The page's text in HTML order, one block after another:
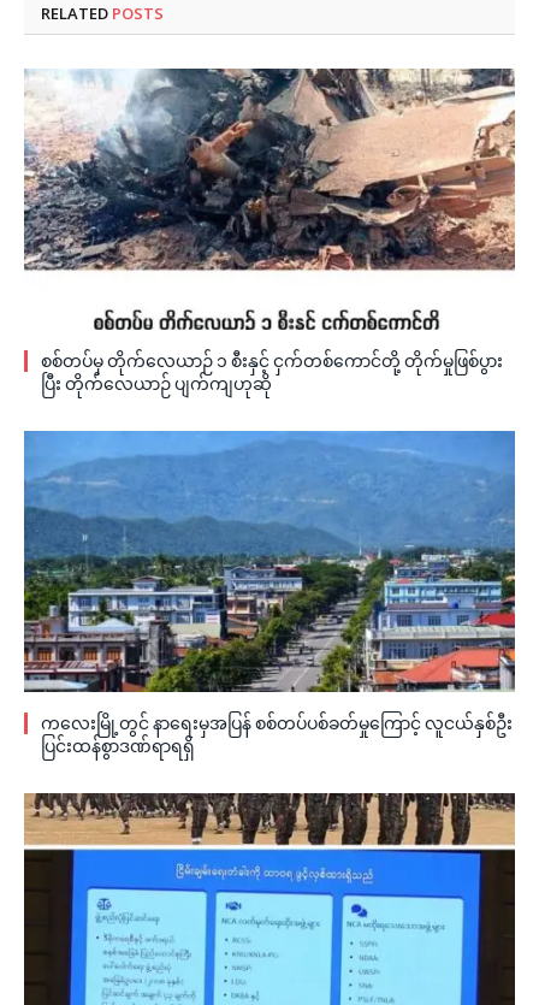
RELATED POSTS
စစ်တပ်မှ တိုက်လေယာဉ် ၁ စီးနှင့် ငှက်တစ်ကောင်တို့ တိုက်မှုဖြစ်ပွား
ပြီး တိုက်လေယာဉ် ပျက်ကျဟုဆို
ကလေးမြို့တွင် နာရေးမှအပြန် စစ်တပ်ပစ်ခတ်မှုကြောင့် လူငယ်နှစ်ဦး
ပြင်းထန်စွာဒဏ်ရာရရှိ